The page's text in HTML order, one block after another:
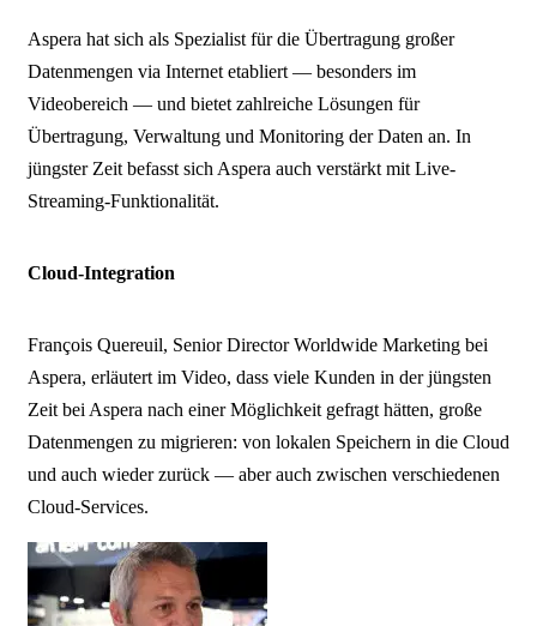
Aspera hat sich als Spezialist für die Übertragung großer
Datenmengen via Internet etabliert — besonders im
Videobereich — und bietet zahlreiche Lösungen für
Übertragung, Verwaltung und Monitoring der Daten an. In
jüngster Zeit befasst sich Aspera auch verstärkt mit Live-
Streaming-Funktionalität.
Cloud-Integration
François Quereuil, Senior Director Worldwide Marketing bei
Aspera, erläutert im Video, dass viele Kunden in der jüngsten
Zeit bei Aspera nach einer Möglichkeit gefragt hätten, große
Datenmengen zu migrieren: von lokalen Speichern in die Cloud
und auch wieder zurück — aber auch zwischen verschiedenen
Cloud-Services.